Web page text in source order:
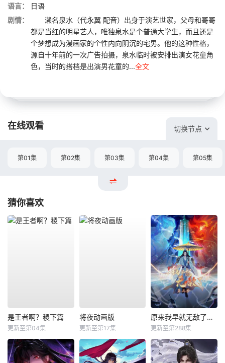
语言：
日语
剧情：
濑名泉水（代永翼 配音）出身于演艺世家，父母和哥哥
都是当红的明星艺人，唯独泉水是个普通大学生，而且还是
个梦想成为漫画家的个性内向阴沉的宅男。他的这种性格，
源自十年前的一次广告拍摄，泉水临时被安排出演女花童角
色，当时的搭档是出演男花童的...全文
在线观看 切换节点
第01集 第02集 第03集 第04集 第05集
猜你喜欢
是王者啊？稷下篇
更新至第04集
将夜动画版
更新至第17集
原来我早就无敌了动态漫
更新至第288集